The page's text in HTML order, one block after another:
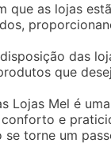
que as lojas
das
que
Lojas Mel é
e
se torne um